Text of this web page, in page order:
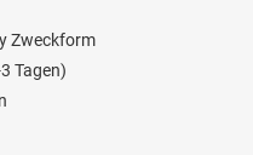
Zweckform
Tagen)